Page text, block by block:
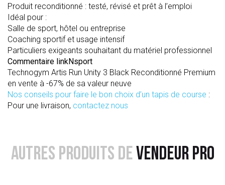
Produit reconditionné : testé, révisé et prêt à l’emploi
Idéal pour :
Salle de sport, hôtel ou entreprise
Coaching sportif et usage intensif
Particuliers exigeants souhaitant du matériel professionnel
Commentaire linkNsport
Technogym Artis Run Unity 3 Black Reconditionné Premium
en vente à -67% de sa valeur neuve
Nos conseils pour faire le bon choix d’un tapis de course :
Pour une livraison, contactez nous
AUTRES PRODUITS DE VENDEUR PRO